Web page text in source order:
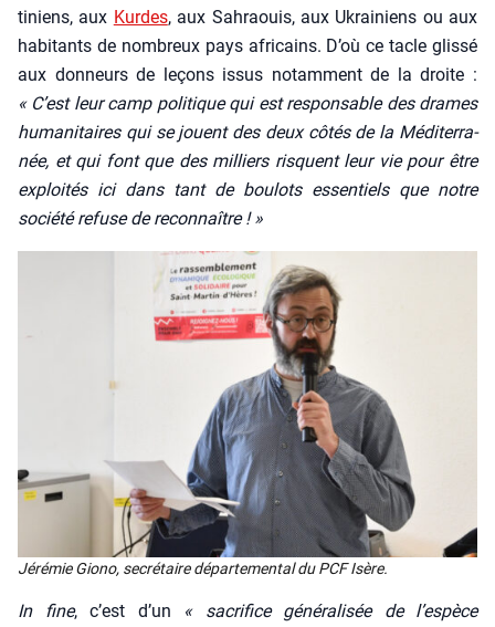
ti­niens, aux Kurdes, aux Sah­raouis, aux Ukrai­niens ou aux
habi­tants de nom­breux pays afri­cains. D’où ce tacle glis­sé
aux don­neurs de leçons issus notam­ment de la droite :
« C’est leur camp poli­tique qui est res­pon­sable des drames
huma­ni­taires qui se jouent des deux côtés de la Médi­ter­ra­
née, et qui font que des mil­liers risquent leur vie pour être
exploi­tés ici dans tant de bou­lots essen­tiels que notre
socié­té refuse de recon­naître ! »
Jéré­mie Gio­no, secré­taire dépar­te­men­tal du PCF Isère.
In fine, c’est d’un
« sacri­fice géné­ra­li­sée de l’es­pèce